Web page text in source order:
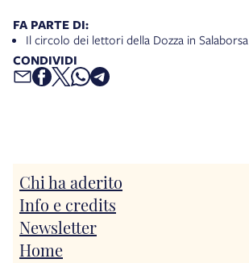
FA PARTE DI:
Il circolo dei lettori della Dozza in Salaborsa
CONDIVIDI
Chi ha aderito
Info e credits
Newsletter
Home